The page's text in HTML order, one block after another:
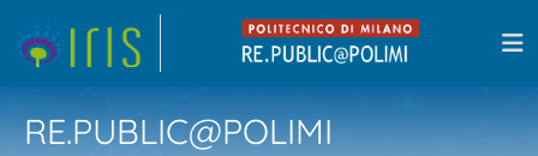
RE.PUBLIC@POLIMI